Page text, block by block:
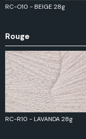
RC-O10 - BEIGE 28g
Rouge
RC-R10 - LAVANDA 28g